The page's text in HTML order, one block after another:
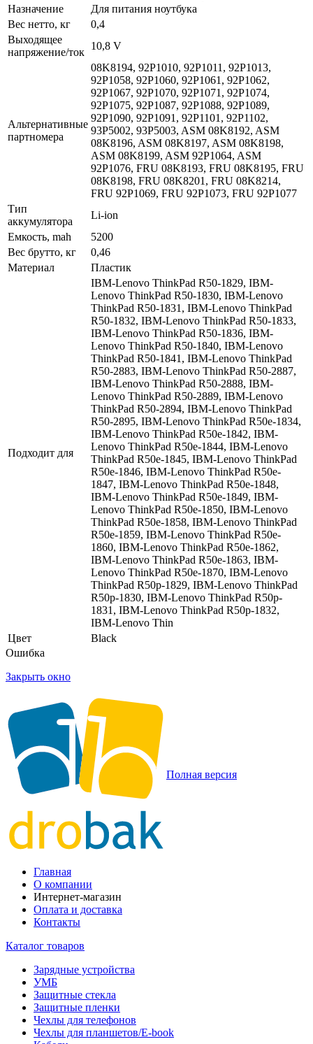
Назначение
Для питания ноутбука
Вес нетто, кг
0,4
Выходящее
напряжение/ток
10,8 V
Альтернативные
партномера
08K8194, 92P1010, 92P1011, 92P1013,
92P1058, 92P1060, 92P1061, 92P1062,
92P1067, 92P1070, 92P1071, 92P1074,
92P1075, 92P1087, 92P1088, 92P1089,
92P1090, 92P1091, 92P1101, 92P1102,
93P5002, 93P5003, ASM 08K8192, ASM
08K8196, ASM 08K8197, ASM 08K8198,
ASM 08K8199, ASM 92P1064, ASM
92P1076, FRU 08K8193, FRU 08K8195, FRU
08K8198, FRU 08K8201, FRU 08K8214,
FRU 92P1069, FRU 92P1073, FRU 92P1077
Тип
аккумулятора
Li-ion
Емкость, mah
5200
Вес брутто, кг
0,46
Материал
Пластик
Подходит для
IBM-Lenovo ThinkPad R50-1829, IBM-
Lenovo ThinkPad R50-1830, IBM-Lenovo
ThinkPad R50-1831, IBM-Lenovo ThinkPad
R50-1832, IBM-Lenovo ThinkPad R50-1833,
IBM-Lenovo ThinkPad R50-1836, IBM-
Lenovo ThinkPad R50-1840, IBM-Lenovo
ThinkPad R50-1841, IBM-Lenovo ThinkPad
R50-2883, IBM-Lenovo ThinkPad R50-2887,
IBM-Lenovo ThinkPad R50-2888, IBM-
Lenovo ThinkPad R50-2889, IBM-Lenovo
ThinkPad R50-2894, IBM-Lenovo ThinkPad
R50-2895, IBM-Lenovo ThinkPad R50e-1834,
IBM-Lenovo ThinkPad R50e-1842, IBM-
Lenovo ThinkPad R50e-1844, IBM-Lenovo
ThinkPad R50e-1845, IBM-Lenovo ThinkPad
R50e-1846, IBM-Lenovo ThinkPad R50e-
1847, IBM-Lenovo ThinkPad R50e-1848,
IBM-Lenovo ThinkPad R50e-1849, IBM-
Lenovo ThinkPad R50e-1850, IBM-Lenovo
ThinkPad R50e-1858, IBM-Lenovo ThinkPad
R50e-1859, IBM-Lenovo ThinkPad R50e-
1860, IBM-Lenovo ThinkPad R50e-1862,
IBM-Lenovo ThinkPad R50e-1863, IBM-
Lenovo ThinkPad R50e-1870, IBM-Lenovo
ThinkPad R50p-1829, IBM-Lenovo ThinkPad
R50p-1830, IBM-Lenovo ThinkPad R50p-
1831, IBM-Lenovo ThinkPad R50p-1832,
IBM-Lenovo Thin
Цвет
Black
Ошибка
Закрыть окно
Полная версия
Главная
О компании
Интернет-магазин
Оплата и доставка
Контакты
Каталог товаров
Зарядные устройства
УМБ
Защитные стекла
Защитные пленки
Чехлы для телефонов
Чехлы для планшетов/E-book